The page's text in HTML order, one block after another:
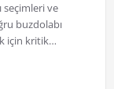
ve
buzdolabı
için kritik…